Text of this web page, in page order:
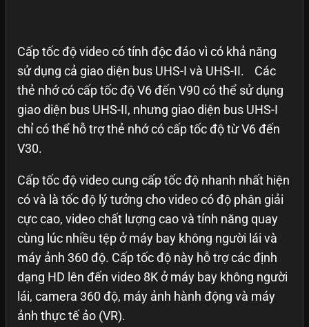
Cấp tốc độ video có tính độc đáo vì có khả năng
sử dụng cả giao diện bus UHS-I và UHS-II. Các
thẻ nhớ có cấp tốc độ V6 đến V90 có thể sử dụng
giao diện bus UHS-II, nhưng giao diện bus UHS-I
chỉ có thể hỗ trợ thẻ nhớ có cấp tốc độ từ V6 đến
V30.
Cấp tốc độ video cung cấp tốc độ nhanh nhất hiện
có và là tốc độ lý tưởng cho video có độ phân giải
cực cao, video chất lượng cao và tính năng quay
cùng lúc nhiều tệp ở máy bay không người lái và
máy ảnh 360 độ. Cấp tốc độ này hỗ trợ các định
dạng HD lên đến video 8K ở máy bay không người
lái, camera 360 độ, máy ảnh hành động và máy
ảnh thực tế ảo (VR).